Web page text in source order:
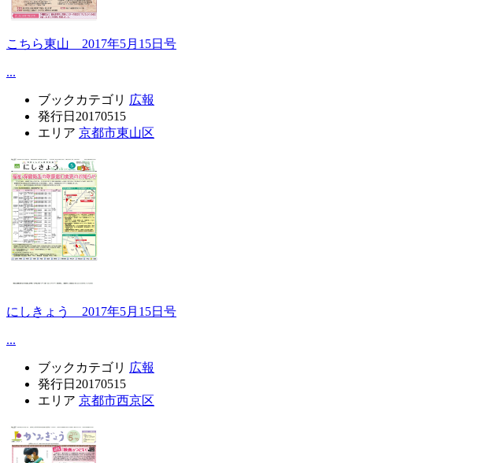
こちら東山 2017年5月15日号
...
ブックカテゴリ 広報
発行日 20170515
エリア 京都市東山区
にしきょう 2017年5月15日号
...
ブックカテゴリ 広報
発行日 20170515
エリア 京都市西京区